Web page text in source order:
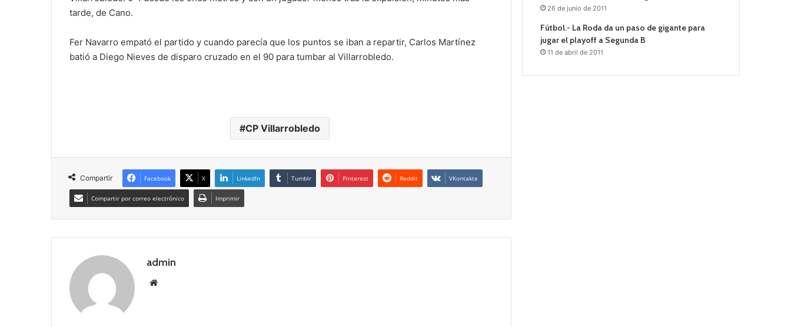
tarde, de Cano.
Fer Navarro empató el partido y cuando parecía que los puntos se iban a repartir, Carlos Martínez
batió a Diego Nieves de disparo cruzado en el 90 para tumbar al Villarrobledo.
CP Villarrobledo
Compartir Facebook X LinkedIn Tumblr Pinterest Reddit VKontakte
Compartir por correo electrónico Imprimir
admin
26 de junio de 2011
Fútbol.- La Roda da un paso de gigante para
jugar el playoff a Segunda B
11 de abril de 2011